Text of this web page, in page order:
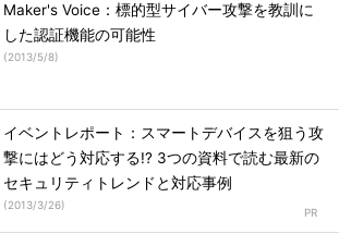
Maker's Voice：標的型サイバー攻撃を教訓に
した認証機能の可能性
(2013/5/8)
イベントレポート：スマートデバイスを狙う攻
撃にはどう対応する!? 3つの資料で読む最新の
セキュリティトレンドと対応事例
(2013/3/26)